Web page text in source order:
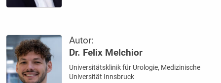
Autor:
Dr. Felix Melchior
Universitätsklinik für Urologie, Medizinische
Universität Innsbruck